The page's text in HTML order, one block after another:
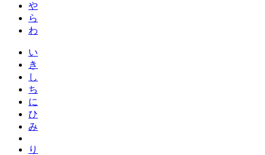
や
ら
わ
い
き
し
ち
に
ひ
み
り